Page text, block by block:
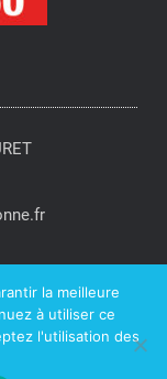
-
la meilleure
à utiliser ce
l'utilisation des